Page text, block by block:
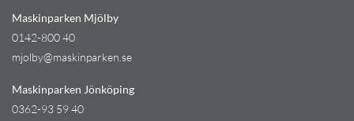
Maskinparken Mjölby
0142-800 40
mjolby@maskinparken.se
Maskinparken Jönköping
0362-93 59 40